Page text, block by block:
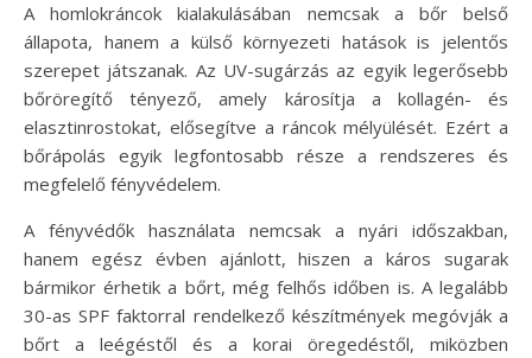
A homlokráncok kialakulásában nemcsak a bőr belső
állapota, hanem a külső környezeti hatások is jelentős
szerepet játszanak. Az UV-sugárzás az egyik legerősebb
bőröregítő tényező, amely károsítja a kollagén- és
elasztinrostokat, elősegítve a ráncok mélyülését. Ezért a
bőrápolás egyik legfontosabb része a rendszeres és
megfelelő fényvédelem.
A fényvédők használata nemcsak a nyári időszakban,
hanem egész évben ajánlott, hiszen a káros sugarak
bármikor érhetik a bőrt, még felhős időben is. A legalább
30-as SPF faktorral rendelkező készítmények megóvják a
bőrt a leégéstől és a korai öregedéstől, miközben